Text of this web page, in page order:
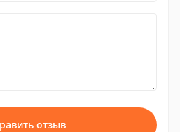
отзыв